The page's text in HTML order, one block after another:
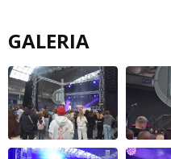
GALERIA